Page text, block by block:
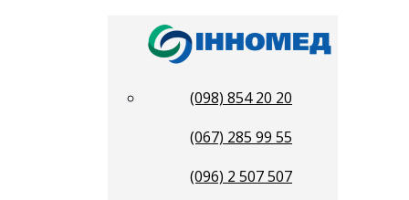
(098) 854 20 20
(067) 285 99 55
(096) 2 507 507